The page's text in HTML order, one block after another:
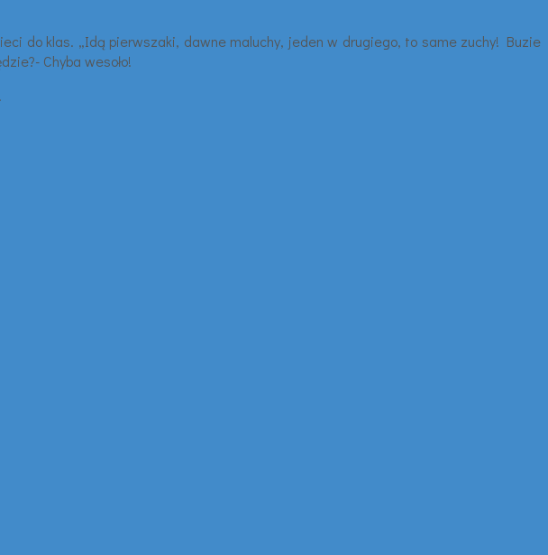
do klas. „Idą pierwszaki, dawne maluchy, jeden w drugiego, to same zuchy! Buzie
Chyba wesoło!